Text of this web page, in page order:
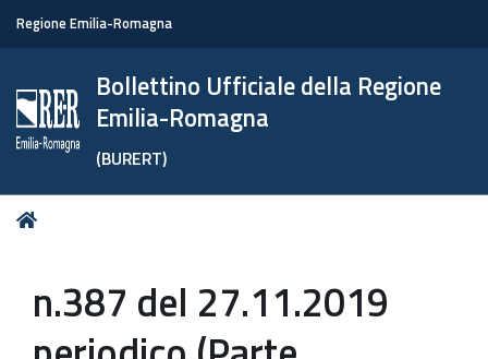
Regione Emilia-Romagna
Bollettino Ufficiale della Regione
Emilia-Romagna
(BURERT)
Tu
n.387 del 27.11.2019